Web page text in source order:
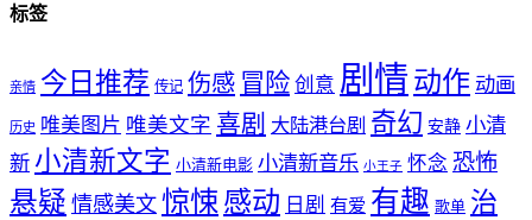
标签
亲情 今日推荐 传记 伤感 冒险 创意 剧情 动作 动画
历史 唯美图片 唯美文字 喜剧 大陆港台剧 奇幻 安静 小清
新 小清新文字 小清新电影 小清新音乐 小王子 怀念 恐怖
悬疑 情感美文 惊悚 感动 日剧 有爱 有趣 歌单 治